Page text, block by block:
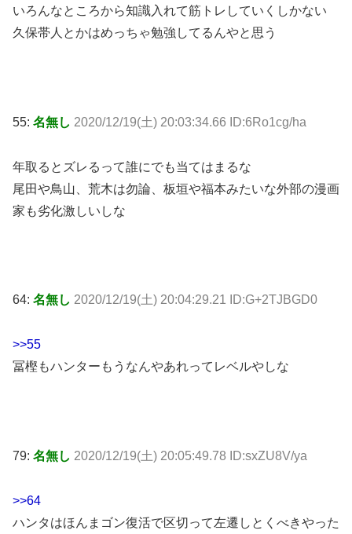
いろんなところから知識入れて筋トレしていくしかない
久保帯人とかはめっちゃ勉強してるんやと思う
55: 名無し 2020/12/19(土) 20:03:34.66 ID:6Ro1cg/ha
年取るとズレるって誰にでも当てはまるな
尾田や鳥山、荒木は勿論、板垣や福本みたいな外部の漫画
家も劣化激しいしな
64: 名無し 2020/12/19(土) 20:04:29.21 ID:G+2TJBGD0
>>55
冨樫もハンターもうなんやあれってレベルやしな
79: 名無し 2020/12/19(土) 20:05:49.78 ID:sxZU8V/ya
>>64
ハンタはほんまゴン復活で区切って左遷しとくべきやった